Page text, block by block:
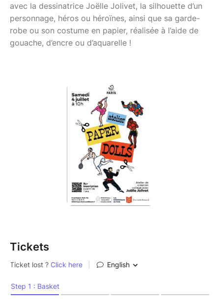
avec la dessinatrice Joëlle Jolivet, la silhouette d’un
personnage, héros ou héroïnes, ainsi que sa garde-
robe ou son costume en papier, réalisée à l’aide de
gouache, d’encre ou d’aquarelle !
Tickets